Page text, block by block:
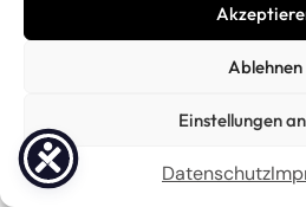
Ablehnen
Einstellungen
Datenschutz
Unsere